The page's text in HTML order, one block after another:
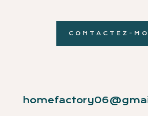
CONTACTEZ-